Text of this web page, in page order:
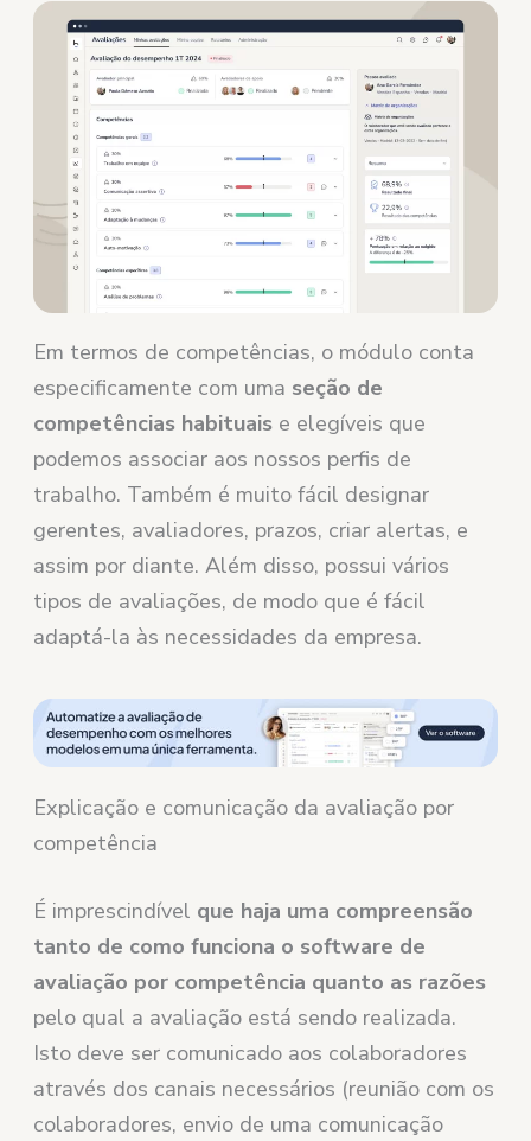
Em termos de competências, o módulo conta
especificamente com uma seção de
competências habituais e elegíveis que
podemos associar aos nossos perfis de
trabalho. Também é muito fácil designar
gerentes, avaliadores, prazos, criar alertas, e
assim por diante. Além disso, possui vários
tipos de avaliações, de modo que é fácil
adaptá-la às necessidades da empresa.
Explicação e comunicação da avaliação por
competência
É imprescindível que haja uma compreensão
tanto de como funciona o software de
avaliação por competência quanto as razões
pelo qual a avaliação está sendo realizada.
Isto deve ser comunicado aos colaboradores
através dos canais necessários (reunião com os
colaboradores, envio de uma comunicação